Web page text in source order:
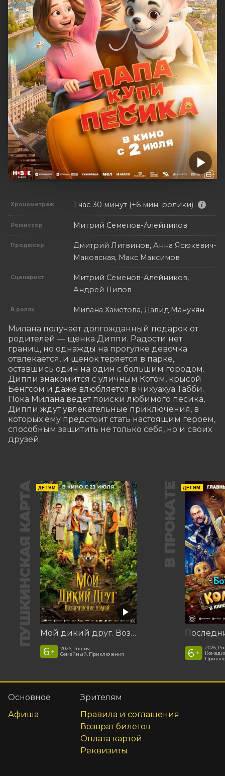
Хронометраж 1 час 30 минут (+6 мин. ролики)
Режиссер Митрий Семенов-Алейников
Продюсер
Дмитрий Литвинов, Анна Ясюкевич-
Маковская, Макс Максимов
Сценарист
Митрий Семенов-Алейников,
Андрей Липов
В ролях Милана Хаметова, Давид Манукян
Милана получает долгожданный подарок от
родителей — щенка Диппи. Радости нет
границ, но однажды на прогулке девочка
отвлекается, и щенок теряется в парке,
оставшись один на один с большим городом.
Диппи знакомится с уличным Котом, крысой
Бенгсом и даже влюбляется в чихуахуа Табби.
Пока Милана ведет поиски любимого песика,
Диппи ждут увлекательные приключения, в
которых ему предстоит стать настоящим героем,
способным защитить не только себя, но и своих
друзей.
ПУШКИНСКАЯ КАРТА ДЕТЯМ
Мой дикий друг. Возвращение домой
6 +
2026, Россия
Семейный, Приключения
В ПРОКАТЕ ДЕТЯМ
6 +
2026,
Основное
Афиша
Зрителям
Правила и соглашения
Возврат билетов
Оплата картой
Реквизиты